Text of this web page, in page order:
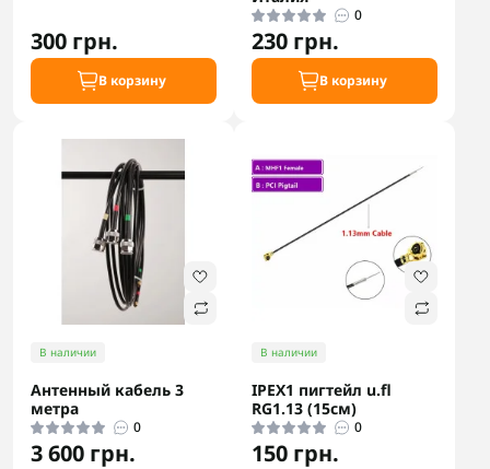
300 грн.
В корзину
0
230 грн.
В корзину
В наличии
Антенный кабель 3
метра
0
3 600 грн.
В наличии
IPEX1 пигтейл u.fl
RG1.13 (15см)
0
150 грн.